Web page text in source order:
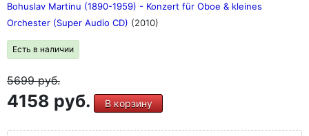
Bohuslav Martinu (1890-1959) - Konzert für Oboe & kleines
Orchester (Super Audio CD) (2010)
Есть в наличии
5699руб.
4158 руб. В корзину